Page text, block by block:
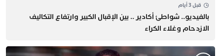
قبل 3 أيام
بالفيديو.. شواطئ أكادير .. بين الإقبال الكبير وارتفاع التكاليف
الازدحام وغلاء الكراء